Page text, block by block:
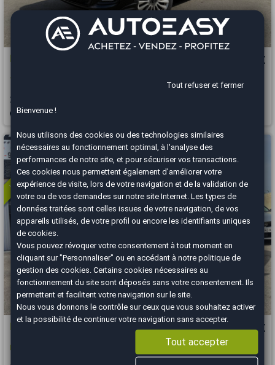
FIAT 500X 7 990 €
1.6 Multijet Lounge
2015
Herblay - 95220
Vous arrivez trop tard
FIAT 500X 13 980 €
Tout refuser et fermer
Bienvenue !
Nous utilisons des cookies ou des technologies similaires
nécessaires au fonctionnement optimal, à l'analyse des
performances de notre site, et pour sécuriser vos transactions.
Ces cookies nous permettent également d'améliorer votre
expérience de visite, lors de votre navigation et de la validation de
votre ou de vos demandes sur notre site Internet. Les types de
données traitées sont celles issues de votre navigation, de vos
appareils utilisés, de votre profil ou encore les identifiants uniques
de cookies.
Vous pouvez révoquer votre consentement à tout moment en
cliquant sur "Personnaliser" ou en accédant à notrepolitique de
gestion des cookies . Certains cookies nécessaires au
fonctionnement du site sont déposés sans votre consentement. Ils
permettent et facilitent votre navigation sur le site.
Nous vous donnons le contrôle sur ceux que vous souhaitez activer
et la possibilité de continuer votre navigation sans accepter.
Tout accepter